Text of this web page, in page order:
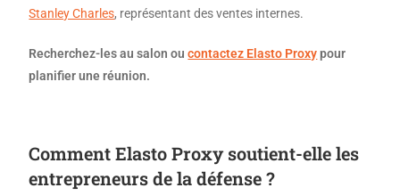
Stanley Charles, représentant des ventes internes.
Recherchez-les au salon oucontactez Elasto Proxypour
planifier une réunion.
Comment Elasto Proxy soutient-elle les
entrepreneurs de la défense ?